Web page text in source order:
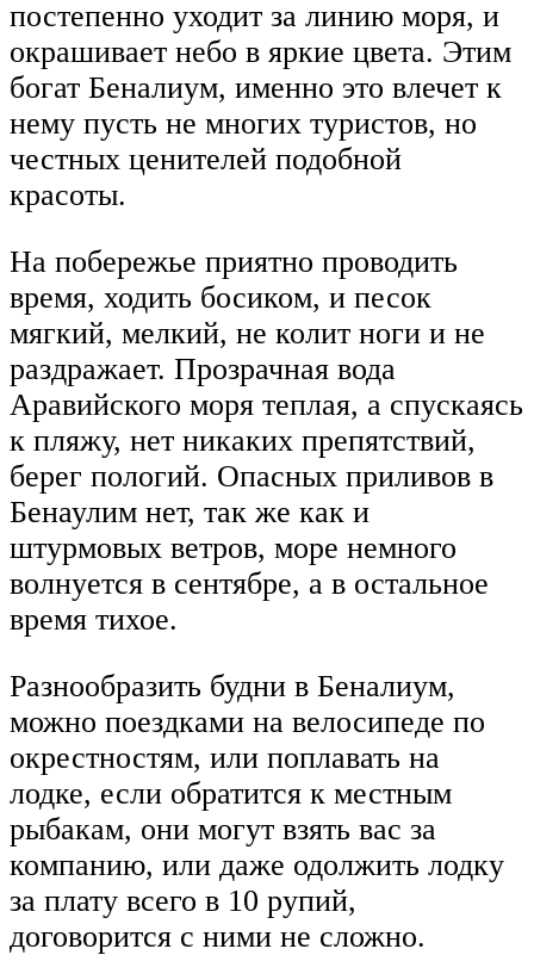
постепенно уходит за линию моря, и
окрашивает небо в яркие цвета. Этим
богат Беналиум, именно это влечет к
нему пусть не многих туристов, но
честных ценителей подобной
красоты.
На побережье приятно проводить
время, ходить босиком, и песок
мягкий, мелкий, не колит ноги и не
раздражает. Прозрачная вода
Аравийского моря теплая, а спускаясь
к пляжу, нет никаких препятствий,
берег пологий. Опасных приливов в
Бенаулим нет, так же как и
штурмовых ветров, море немного
волнуется в сентябре, а в остальное
время тихое.
Разнообразить будни в Беналиум,
можно поездками на велосипеде по
окрестностям, или поплавать на
лодке, если обратится к местным
рыбакам, они могут взять вас за
компанию, или даже одолжить лодку
за плату всего в 10 рупий,
договорится с ними не сложно.